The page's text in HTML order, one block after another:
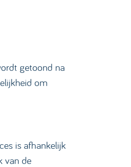
getoond na
om
is afhankelijk
van de